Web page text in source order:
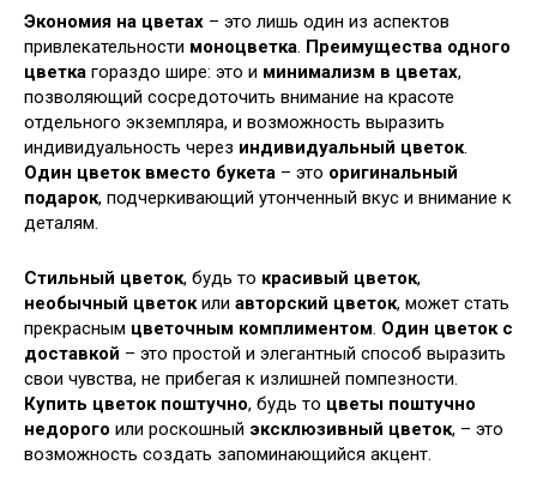
Экономия на цветах – это лишь один из аспектов
привлекательности моноцветка. Преимущества одного
цветка гораздо шире: это и минимализм в цветах,
позволяющий сосредоточить внимание на красоте
отдельного экземпляра, и возможность выразить
индивидуальность через индивидуальный цветок.
Один цветок вместо букета – это оригинальный
подарок, подчеркивающий утонченный вкус и внимание к
деталям.
Стильный цветок, будь то красивый цветок,
необычный цветокили авторский цветок, может стать
прекрасным цветочным комплиментом. Один цветок с
доставкой – это простой и элегантный способ выразить
свои чувства, не прибегая к излишней помпезности.
Купить цветок поштучно, будь то цветы поштучно
недорого или роскошный эксклюзивный цветок, – это
возможность создать запоминающийся акцент.